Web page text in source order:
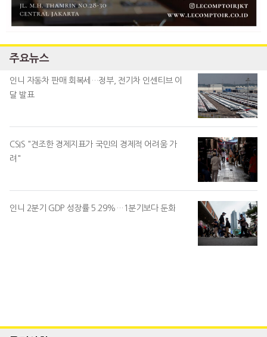
주요뉴스
인니 자동차 판매 회복세…정부, 전기차 인센티브 이
달 발표
CSIS "견조한 경제지표가 국민의 경제적 어려움 가
려"
인니 2분기 GDP 성장률 5.29%…1분기보다 둔화